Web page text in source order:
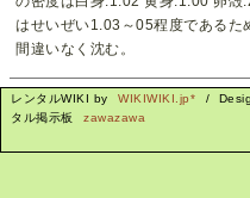
はせいぜい1.03～05程度であるた
間違いなく沈む。
レンタルWIKI by WIKIWIKI.jp* /
タル掲示板
zawazawa